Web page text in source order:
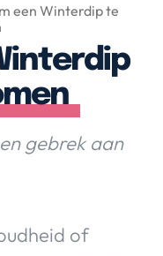
een Winterdip te
gebrek aan
of